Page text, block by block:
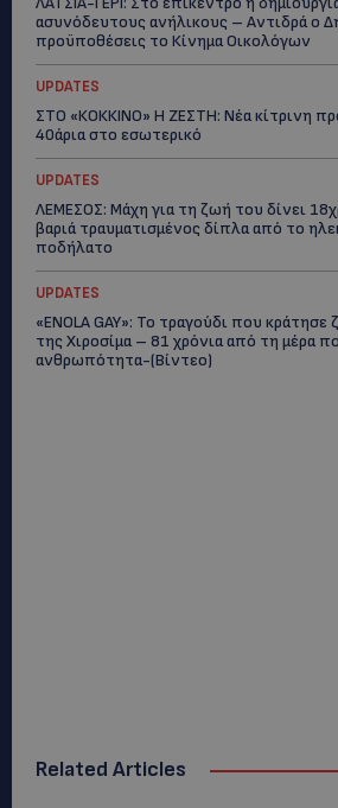
ασυνόδευτους ανήλικους – Αντιδρά ο
προϋποθέσεις το Κίνημα Οικολόγων
UPDATES
ΣΤΟ «ΚΟΚΚΙΝΟ» Η ΖΕΣΤΗ: Νέα κίτρινη
40άρια στο εσωτερικό
UPDATES
ΛΕΜΕΣΟΣ: Μάχη για τη ζωή του δίνει
βαριά τραυματισμένος δίπλα από το
ποδήλατο
UPDATES
«ENOLA GAY»: Το τραγούδι που
της Χιροσίμα – 81 χρόνια από τη μέρα
ανθρωπότητα-(Bίντεο)
Related Articles